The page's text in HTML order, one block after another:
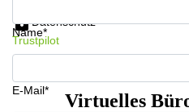
Name*
E-Mail*
Datenschutz
Trustpilot
Virtuelles